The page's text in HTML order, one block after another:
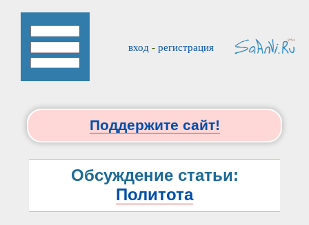
вход - регистрация
Поддержите сайт!
Обсуждение статьи:
Политота